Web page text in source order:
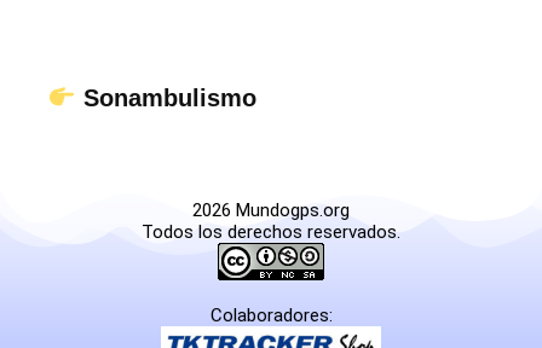
Sonambulismo
2026 Mundogps.org
Todos los derechos reservados.
Colaboradores: